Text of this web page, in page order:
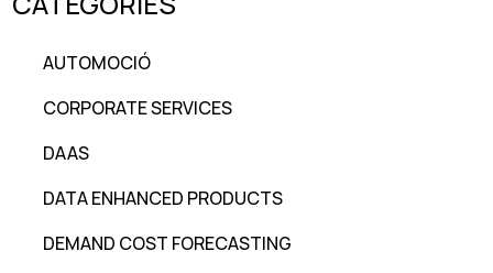
AUTOMOCIÓ
CORPORATE SERVICES
DAAS
DATA ENHANCED PRODUCTS
DEMAND COST FORECASTING